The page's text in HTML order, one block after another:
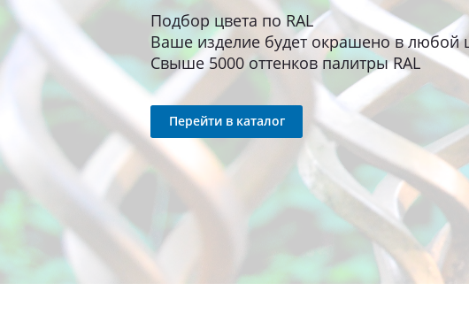
Подбор цвета по RAL
Ваше изделие будет окрашено в любой
Свыше 5000 оттенков палитры RAL
Перейти в каталог